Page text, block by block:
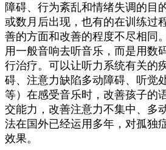
障碍、行为紊乱和情绪失调的目
或数月后出现，也有的在训练过
善的方面和改善的程度不尽相同。
用一般音响去听音乐，而是用数
行治疗。可以让听力系统有关的
碍、注意力缺陷多动障碍、听觉
等）在感受音乐时，改善孩子的
交能力，改善注意力不集中、多
法在国外已经运用多年，对孤独
效果。